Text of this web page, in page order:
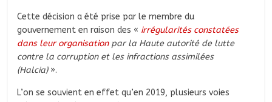
Cette décision a été prise par le membre du
gouvernement en raison des « irrégularités constatées
dans leur organisationpar la Haute autorité de lutte
contre la corruption et les infractions assimilées
(Halcia) ».
L’on se souvient en effet qu’en 2019, plusieurs voies